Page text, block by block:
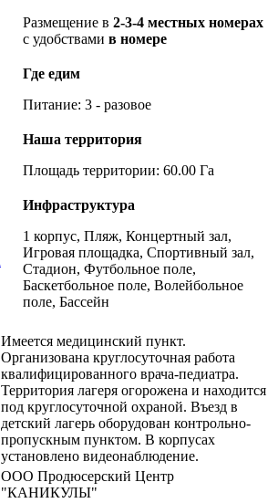
Размещение в 2-3-4 местных номерах
с удобствами в номере
Где едим
Питание: 3 - разовое
Наша территория
Площадь территории: 60.00 Га
Инфраструктура
1 корпус, Пляж, Концертный зал,
Игровая площадка, Спортивный зал,
Стадион, Футбольное поле,
Баскетбольное поле, Волейбольное
поле, Бассейн
Имеется медицинский пункт.
Организована круглосуточная работа
квалифицированного врача-педиатра.
Территория лагеря огорожена и находится
под круглосуточной охраной. Въезд в
детский лагерь оборудован контрольно-
пропускным пунктом. В корпусах
установлено видеонаблюдение.
ООО Продюсерский Центр
"КАНИКУЛЫ"